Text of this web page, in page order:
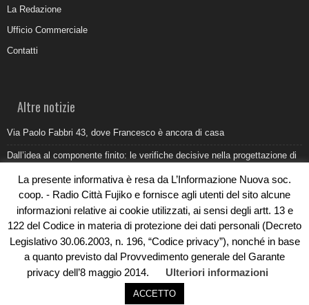
La Redazione
Ufficio Commerciale
Contatti
Altre notizie
Via Paolo Fabbri 43, dove Francesco è ancora di casa
Dall’idea al componente finito: le verifiche decisive nella progettazione di
Belvedere Marittimo e il report ARPACAL 2026 sulla qualità del mare
Come organizzare e allestire una camera ardente per l’ultimo saluto
Umidità di risalita in casa, come riconoscere i segnali veri
© Copyright 2019 - Rivoluzioni Digitali
La presente informativa è resa da L’Informazione Nuova soc.
coop. - Radio Città Fujiko e fornisce agli utenti del sito alcune
informazioni relative ai cookie utilizzati, ai sensi degli artt. 13 e
122 del Codice in materia di protezione dei dati personali (Decreto
Legislativo 30.06.2003, n. 196, “Codice privacy”), nonché in base
a quanto previsto dal Provvedimento generale del Garante
privacy dell’8 maggio 2014.
Ulteriori informazioni
ACCETTO